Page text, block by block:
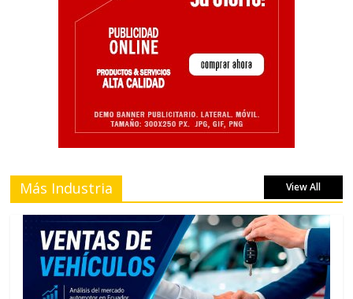
Más Industria View All